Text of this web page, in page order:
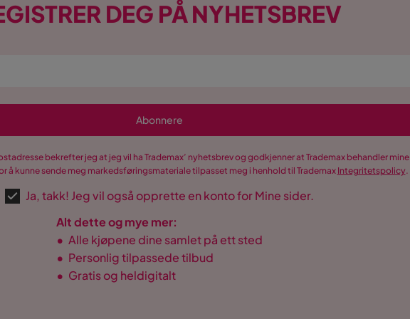
DEG PÅ NYHETSBREV
Abonnere
bekrefter jeg at jeg vil ha Trademax’ nyhetsbrev og godkjenner at Trademax behandler mine
å kunne sende meg markedsføringsmateriale tilpasset meg i henhold til Trademax Integritetspolicy.
Ja, takk! Jeg vil også opprette en konto for Mine sider.
Alt dette og mye mer:
• Alle kjøpene dine samlet på ett sted
• Personlig tilpassede tilbud
• Gratis og heldigitalt